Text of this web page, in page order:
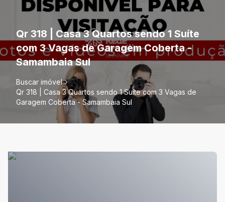
Qr 318 | Casa 3 Quartos sendo 1 Suíte
com 3 Vagas de Garagem Coberta -
Samambaia Sul
Buscar imóvel
Qr 318 | Casa 3 Quartos sendo 1 Suíte com 3 Vagas de
Garagem Coberta - Samambaia Sul